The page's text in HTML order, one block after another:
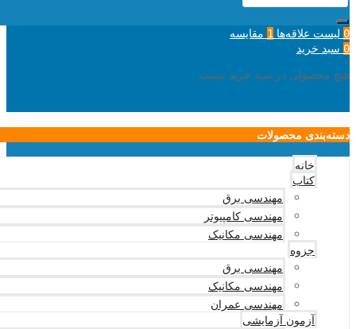
0 لیست علاقه‌ها 1 مقایسه
0 سبد خرید
هیچ محصولی در سبد خرید نیست.
دسته‌بندی محصولات
خانه
کتاب
مهندسی برق
مهندسی کامپیوتر
مهندسی مکانیک
جزوه
مهندسی برق
مهندسی مکانیک
مهندسی عمران
آزمون آزمایشی